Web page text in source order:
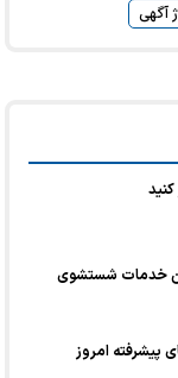
آگهی
خدمات شستشوی
پیشرفته امروز